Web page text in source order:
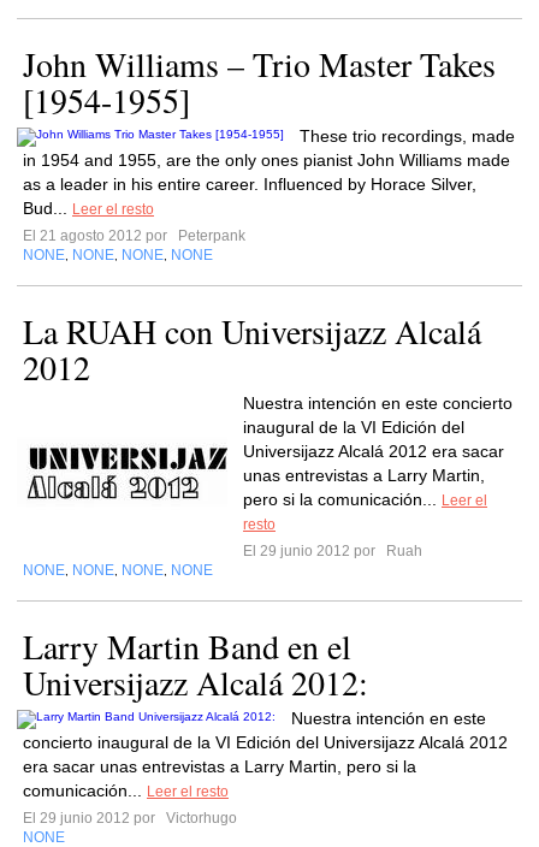
John Williams – Trio Master Takes
[1954-1955]
These trio recordings, made
in 1954 and 1955, are the only ones pianist John Williams made
as a leader in his entire career. Influenced by Horace Silver,
Bud...
Leer el resto
El 21 agosto 2012 por
Peterpank
NONE NONE NONE NONE
La RUAH con Universijazz Alcalá
2012
Nuestra intención en este concierto
inaugural de la VI Edición del
Universijazz Alcalá 2012 era sacar
unas entrevistas a Larry Martin,
pero si la comunicación...
Leer el
resto
El 29 junio 2012 por
Ruah
NONE NONE NONE NONE
Larry Martin Band en el
Universijazz Alcalá 2012:
Nuestra intención en este
concierto inaugural de la VI Edición del Universijazz Alcalá 2012
era sacar unas entrevistas a Larry Martin, pero si la
comunicación...
Leer el resto
El 29 junio 2012 por
Victorhugo
NONE